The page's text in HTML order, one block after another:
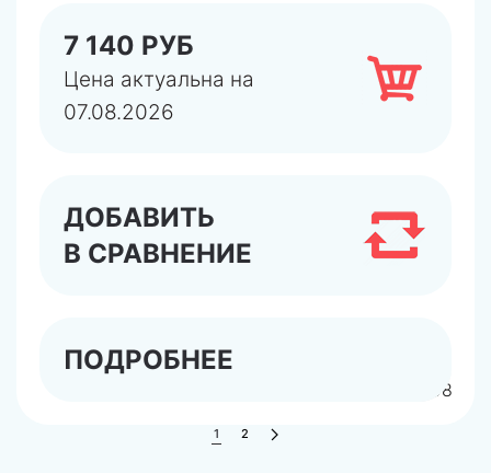
арт.6298
7 140 РУБ
Цена актуальна на
07.08.2026
ДОБАВИТЬ
В СРАВНЕНИЕ
ПОДРОБНЕЕ
1 2